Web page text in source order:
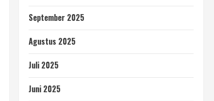
September 2025
Agustus 2025
Juli 2025
Juni 2025